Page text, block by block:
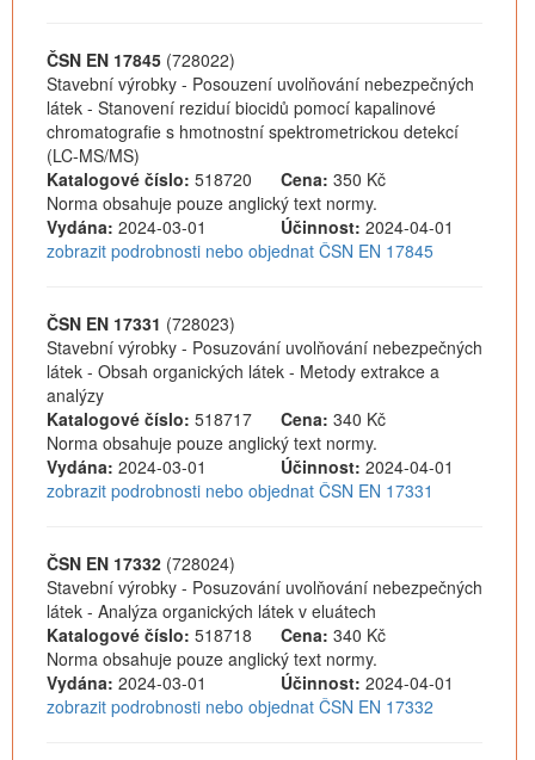
ČSN EN 17845 (728022)
Stavební výrobky - Posouzení uvolňování nebezpečných
látek - Stanovení reziduí biocidů pomocí kapalinové
chromatografie s hmotnostní spektrometrickou detekcí
(LC-MS/MS)
Katalogové číslo: 518720 Cena: 350 Kč
Norma obsahuje pouze anglický text normy.
Vydána: 2024-03-01 Účinnost: 2024-04-01
zobrazit podrobnosti nebo objednat ČSN EN 17845
ČSN EN 17331 (728023)
Stavební výrobky - Posuzování uvolňování nebezpečných
látek - Obsah organických látek - Metody extrakce a
analýzy
Katalogové číslo: 518717 Cena: 340 Kč
Norma obsahuje pouze anglický text normy.
Vydána: 2024-03-01 Účinnost: 2024-04-01
zobrazit podrobnosti nebo objednat ČSN EN 17331
ČSN EN 17332 (728024)
Stavební výrobky - Posuzování uvolňování nebezpečných
látek - Analýza organických látek v eluátech
Katalogové číslo: 518718 Cena: 340 Kč
Norma obsahuje pouze anglický text normy.
Vydána: 2024-03-01 Účinnost: 2024-04-01
zobrazit podrobnosti nebo objednat ČSN EN 17332